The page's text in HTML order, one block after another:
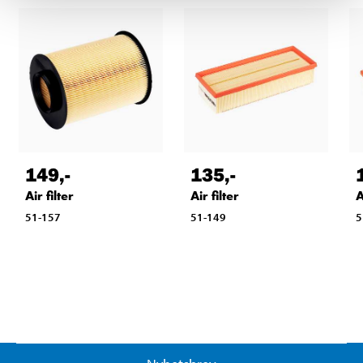
149,-
Air filter
51-157
135,-
Air filter
51-149